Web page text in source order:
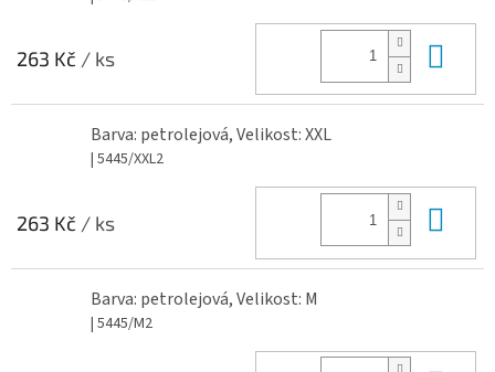
263 Kč / ks
Barva: petrolejová, Velikost: XXL
| 5445/XXL2
263 Kč / ks
Barva: petrolejová, Velikost: M
| 5445/M2